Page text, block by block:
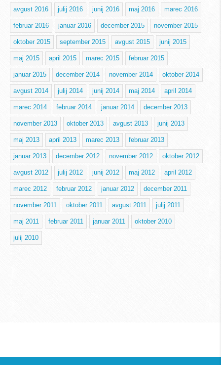
avgust 2016 julij 2016 junij 2016 maj 2016 marec 2016
februar 2016 januar 2016 december 2015 november 2015
oktober 2015 september 2015 avgust 2015 junij 2015
maj 2015 april 2015 marec 2015 februar 2015
januar 2015 december 2014 november 2014 oktober 2014
avgust 2014 julij 2014 junij 2014 maj 2014 april 2014
marec 2014 februar 2014 januar 2014 december 2013
november 2013 oktober 2013 avgust 2013 junij 2013
maj 2013 april 2013 marec 2013 februar 2013
januar 2013 december 2012 november 2012 oktober 2012
avgust 2012 julij 2012 junij 2012 maj 2012 april 2012
marec 2012 februar 2012 januar 2012 december 2011
november 2011 oktober 2011 avgust 2011 julij 2011
maj 2011 februar 2011 januar 2011 oktober 2010
julij 2010